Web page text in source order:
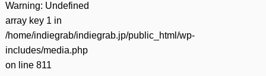
Warning: Undefined
array key 1 in
/home/indiegrab/indiegrab.jp/public_html/wp-
includes/media.php
on line 811